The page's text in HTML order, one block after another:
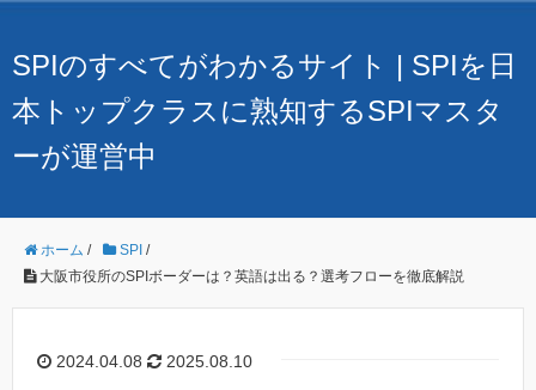
SPIのすべてがわかるサイト | SPIを日
本トップクラスに熟知するSPIマスタ
ーが運営中
ホーム / SPI /
大阪市役所のSPIボーダーは？英語は出る？選考フローを徹底解説
2024.04.08 2025.08.10